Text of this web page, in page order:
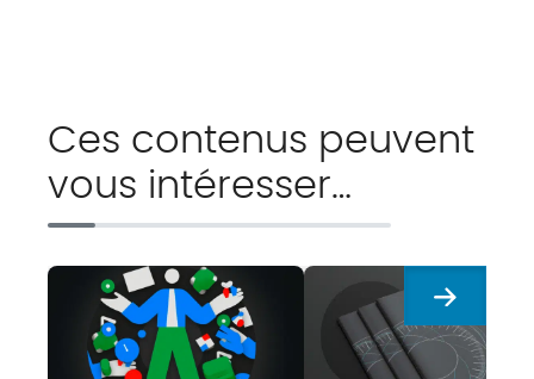
Ces contenus peuvent
vous intéresser…
Suivant